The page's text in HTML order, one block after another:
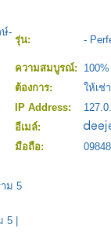
-
รุ่น: -
ความสมบูรณ์:
100%
ต้องการ:
ให้เช่า
IP Address:
อีเมล์:
มือถือ:
ม 5
5